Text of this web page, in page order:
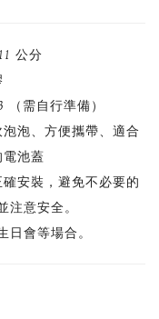
公分
需自行準備）
泡、方便攜帶、適合
電池蓋
安裝，避免不必要的
注意安全。
日會等場合。